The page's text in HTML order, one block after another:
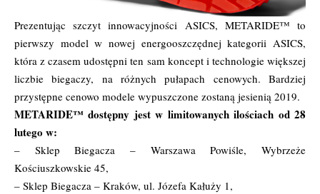
Prezentując szczyt innowacyjności ASICS, METARIDE™ to
pierwszy model w nowej energooszczędnej kategorii ASICS,
która z czasem udostępni ten sam koncept i technologie większej
liczbie biegaczy, na różnych pułapach cenowych. Bardziej
przystępne cenowo modele wypuszczone zostaną jesienią 2019.
METARIDE™ dostępny jest w limitowanych ilościach od 28
lutego w:
– Sklep Biegacza – Warszawa Powiśle, Wybrzeże
Kościuszkowskie 45,
– Sklep Biegacza – Kraków, ul. Józefa Kałuży 1,